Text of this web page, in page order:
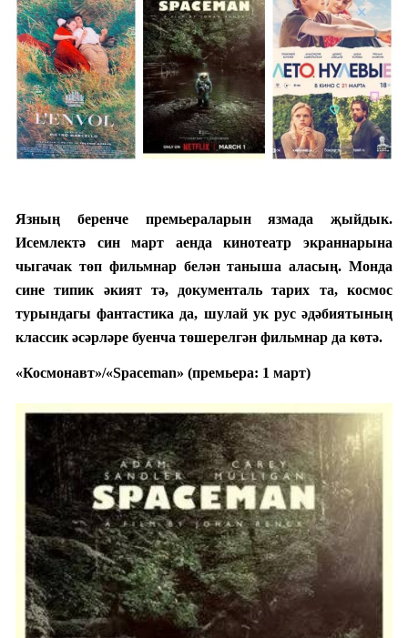
Язның беренче премьераларынязмада җыйдык.
Исемлектә син март аенда кинотеатр экраннарына
чыгачак төп фильмнар белән таныша аласың. Монда
сине типик әкият тә, документаль тарих та, космос
турындагы фантастика да, шулай ук рус әдәбиятының
классик әсәрләре буенча төшерелгән фильмнар да көтә.
«Космонавт»/«Spaceman» (премьера: 1 март)